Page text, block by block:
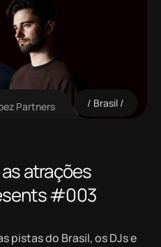
Partners Brasil
atrações
#003
pistas do Brasil, os DJs e